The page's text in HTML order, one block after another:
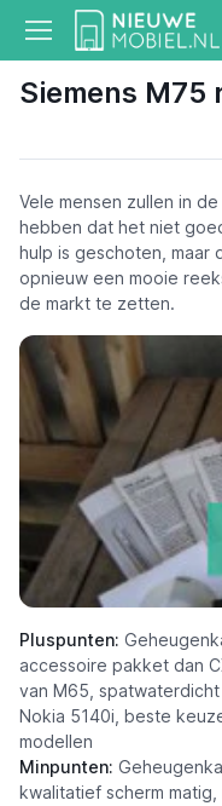
Siemens M75
Vele mensen zullen in
hebben dat het niet
hulp is geschoten, maar
opnieuw een mooie
de markt te zetten.
Pluspunten:
accessoire pakket dan
van M65,
Nokia 5140i, beste
modellen
Minpunten:
kwalitatief scherm